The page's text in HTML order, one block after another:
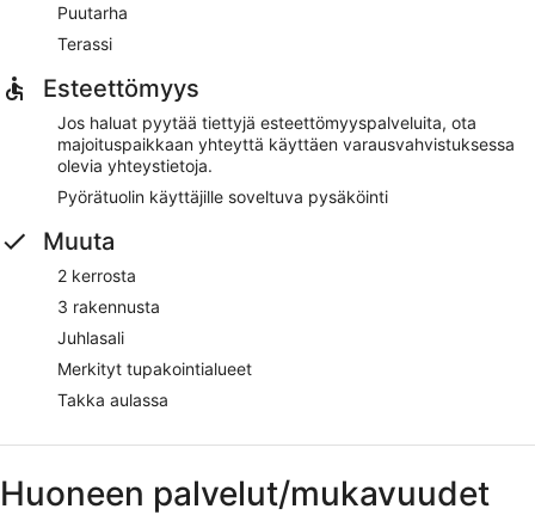
Puutarha
Terassi
Esteettömyys
Jos haluat pyytää tiettyjä esteettömyyspalveluita, ota
majoituspaikkaan yhteyttä käyttäen varausvahvistuksessa
olevia yhteystietoja.
Pyörätuolin käyttäjille soveltuva pysäköinti
Muuta
2 kerrosta
3 rakennusta
Juhlasali
Merkityt tupakointialueet
Takka aulassa
Huoneen palvelut/mukavuudet